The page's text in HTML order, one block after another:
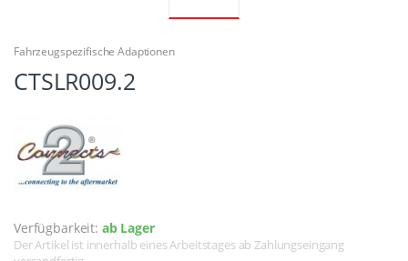
Fahrzeugspezifische Adaptionen
CTSLR009.2
Verfügbarkeit: ab Lager
Der Artikel ist innerhalb eines Arbeitstages ab Zahlungseingang